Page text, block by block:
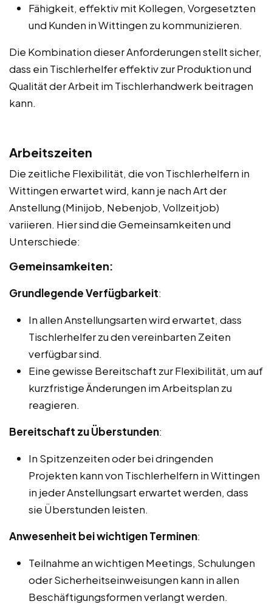
Fähigkeit, effektiv mit Kollegen, Vorgesetzten
und Kunden in Wittingen zu kommunizieren.
Die Kombination dieser Anforderungen stellt sicher,
dass ein Tischlerhelfer effektiv zur Produktion und
Qualität der Arbeit im Tischlerhandwerk beitragen
kann.
Arbeitszeiten
Die zeitliche Flexibilität, die von Tischlerhelfern in
Wittingen erwartet wird, kann je nach Art der
Anstellung (Minijob, Nebenjob, Vollzeitjob)
variieren. Hier sind die Gemeinsamkeiten und
Unterschiede:
Gemeinsamkeiten:
Grundlegende Verfügbarkeit:
In allen Anstellungsarten wird erwartet, dass
Tischlerhelfer zu den vereinbarten Zeiten
verfügbar sind.
Eine gewisse Bereitschaft zur Flexibilität, um auf
kurzfristige Änderungen im Arbeitsplan zu
reagieren.
Bereitschaft zu Überstunden:
In Spitzenzeiten oder bei dringenden
Projekten kann von Tischlerhelfern in Wittingen
in jeder Anstellungsart erwartet werden, dass
sie Überstunden leisten.
Anwesenheit bei wichtigen Terminen:
Teilnahme an wichtigen Meetings, Schulungen
oder Sicherheitseinweisungen kann in allen
Beschäftigungsformen verlangt werden.